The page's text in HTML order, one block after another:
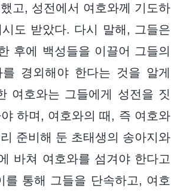
고, 성전에서 여호와께 기도하
도 받았다. 다시 말해, 그들은
후에 백성들을 이끌어 그들의
경외해야 한다는 것을 알게
여호와는 그들에게 성전을 짓
하며, 여호와의 때, 즉 여호와
준비해 둔 초태생의 송아지와
바쳐 여호와를 섬겨야 한다고
를 통해 그들을 단속하고, 여호